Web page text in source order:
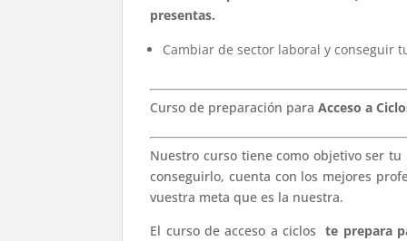
presentas.
Cambiar de sector laboral y conseguir
Curso de preparación paraAcceso a
Nuestro curso tiene como objetivo ser tu
conseguirlo, cuenta con los mejores
vuestra meta que es la nuestra.
El curso de acceso a cicloste prepara